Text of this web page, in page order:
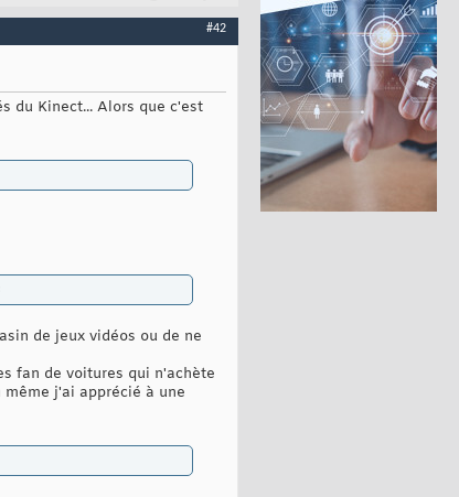
#42
du Kinect... Alors que c'est
de jeux vidéos ou de ne
fan de voitures qui n'achète
j'ai apprécié à une